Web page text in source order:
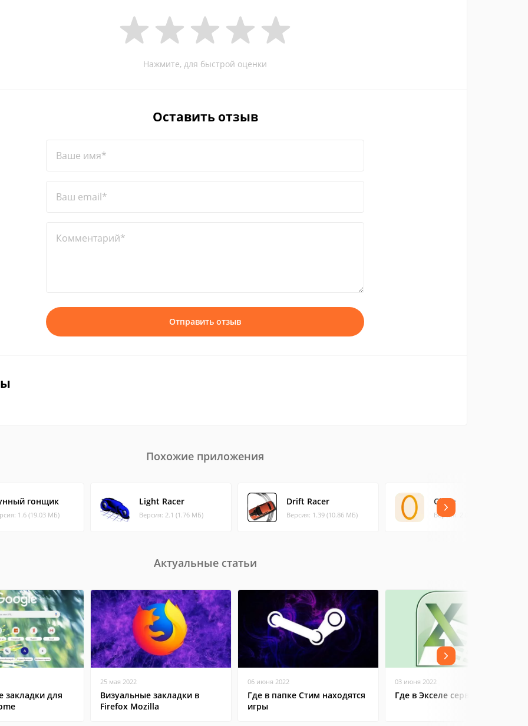
Нажмите, для быстрой оценки
Оставить отзыв
Ваше имя*
Ваш email*
Комментарий*
Отправить отзыв
Похожие приложения
гонщик
1.6 (19.03 МБ)
Light Racer
Версия: 2.1 (1.76 МБ)
Drift Racer
Версия: 1.39 (10.86 МБ)
Circle
Версия: 2.0.3 (92.56 МБ)
Актуальные статьи
закладки для
25 мая 2022
Визуальные закладки в
Firefox Mozilla
06 июня 2022
Где в папке Стим находятся
игры
03 июня 2022
Где в Экселе сервис